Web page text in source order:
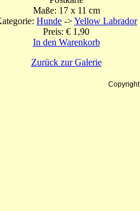
Maße: 17 x 11 cm
Hunde ->Yellow Labrador
Preis: € 1,90
In den Warenkorb
Zurück zur Galerie